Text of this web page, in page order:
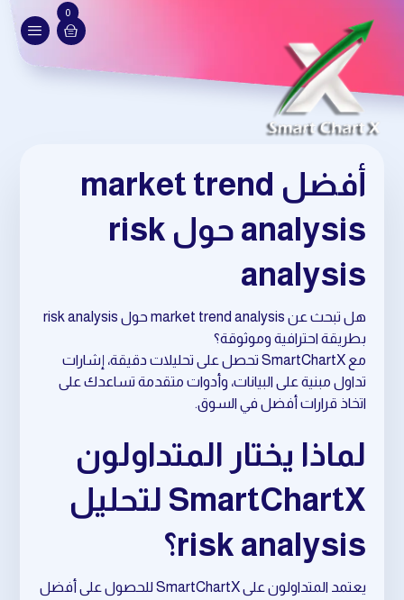
0
أفضل market trend
analysis حول risk
analysis
هل تبحث عن market trend analysis حول risk analysis
بطريقة احترافية وموثوقة؟
مع SmartChartX تحصل على تحليلات دقيقة، إشارات
تداول مبنية على البيانات، وأدوات متقدمة تساعدك على
اتخاذ قرارات أفضل في السوق.
لماذا يختار المتداولون
SmartChartX لتحليل
risk analysis؟
يعتمد المتداولون على SmartChartX للحصول على أفضل